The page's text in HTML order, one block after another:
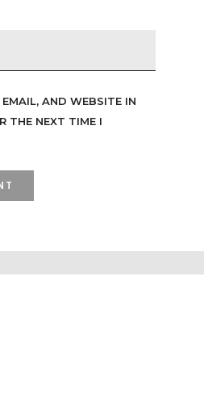
EMAIL, AND WEBSITE IN
THE NEXT TIME I